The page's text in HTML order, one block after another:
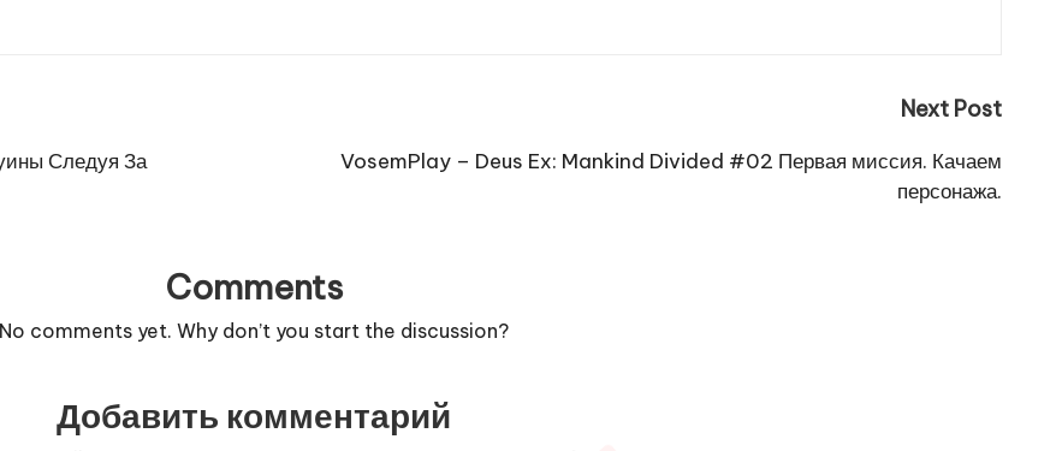
Следуя За
Next Post
VosemPlay – Deus Ex: Mankind Divided #02 Первая миссия. Качаем
персонажа.
Comments
No comments yet. Why don’t you start the discussion?
Добавить комментарий